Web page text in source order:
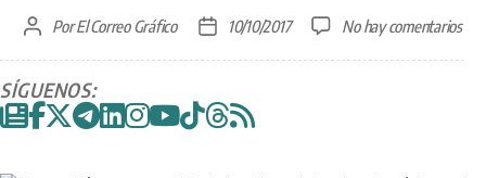
Autor
entrada
PorEl Correo Gráfico
Fecha
entrada
10/10/2017 No hay comentariosen
SÍGUENOS: